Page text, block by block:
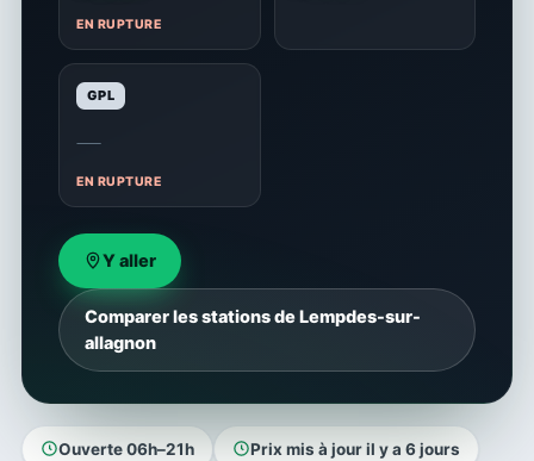
EN RUPTURE
GPL
—
EN RUPTURE
Y aller
Comparer les stations de Lempdes-sur-
allagnon
Ouverte 06h–21h Prix mis à jour il y a 6 jours